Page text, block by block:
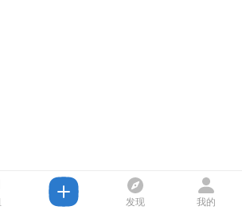
发现 我的